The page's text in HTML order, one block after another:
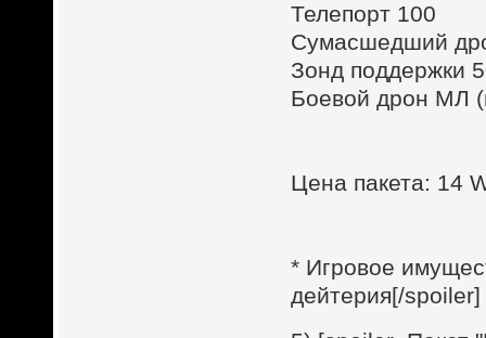
Телепорт 100
Сумасшедший
Зонд поддержки
Боевой дрон МЛ
Цена пакета: 14
* Игровое
дейтерия[/spoiler]